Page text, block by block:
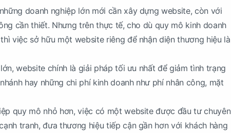
doanh nghiệp lớn mới cần xây dựng website, còn với
cần thiết. Nhưng trên thực tế, cho dù quy mô kinh doanh
việc sở hữu một website riêng để nhận diện thương hiệu là
website chính là giải pháp tối ưu nhất để giảm tình trạng
hay những chi phí kinh doanh như phí nhân công, mặt
quy mô nhỏ hơn, việc có một website được đầu tư chuyên
tranh, đưa thương hiệu tiếp cận gần hơn với khách hàng